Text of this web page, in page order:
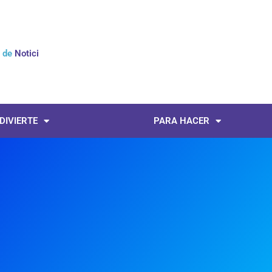
de Noticias
PARA HACER